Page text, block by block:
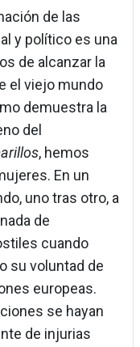
de las
y político es una
de alcanzar la
el viejo mundo
demuestra la
del
, hemos
En un
uno tras otro, a
de
cuando
su voluntad de
europeas.
se hayan
de injurias